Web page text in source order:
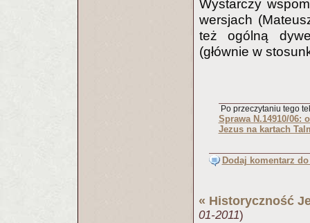
Wystarczy
wersjach
też ogólną
(głównie w
Po przeczytaniu tego
Sprawa N.14910/06:
Jezus na kartach
Dodaj komentarz
« Historyczność
01-2011)